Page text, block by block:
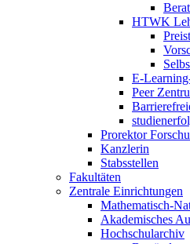
HTWK
E-
Peer
Prorektor
Kanzlerin
Stabsstellen
Fakultäten
Zentrale Einrichtungen
Mathematisch-
Akademisches
Hochschularchiv